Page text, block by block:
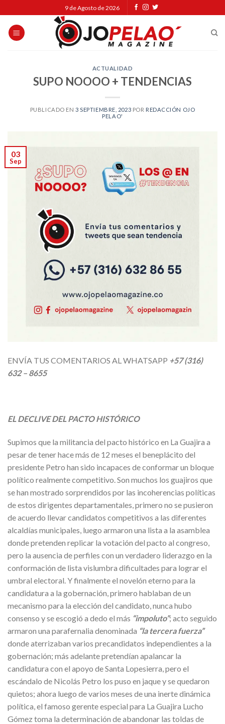
to
content
9 de Agosto de 2026
ACTUALIDAD
SUPO NOOOO + TENDENCIAS
PUBLICADO EN3 SEPTIEMBRE, 2023 POR REDACCIÓN OJO
PELAO'
03
Sep
ENVÍA TUS COMENTARIOS AL WHATSAPP +57 (316)
632 – 8655
EL DECLIVE DEL PACTO HISTÓRICO
Supimos que la militancia del pacto histórico en La Guajira a
pesar de tener hace más de 12 meses el beneplácito del
presidente Petro han sido incapaces de conformar un bloque
político realmente competitivo. Son muchos los guajiros que
se han mostrado sorprendidos por las incoherencias políticas
de estos dirigentes departamentales, primero no se pusieron
de acuerdo llevar candidatos competitivos a las diferentes
alcaldías municipales, luego armaron una lista a la asamblea
donde pretenden replicar la votación del pacto al congreso,
pero la ausencia de perfiles con un verdadero liderazgo en la
conformación de lista vislumbra dificultades para lograr el
umbral electoral. Y finalmente el novelón eterno para la
candidatura a la gobernación, primero hablaban de un
mecanismo para la elección del candidato, nunca hubo
consenso y se escogió a dedo el más “impoluto”; acto seguido
armaron una parafernalia denominada “la tercera fuerza”
donde aterrizaban varios precandidatos independientes a la
gobernación; más adelante pretendían apalancar la
candidatura con el apoyo de Santa Lopesierra, pero el
escándalo de Nicolás Petro los puso en jaque y se quedaron
quietos; ahora luego de varios meses de una inerte dinámica
política, el famoso gerente especial para La Guajira Lucho
Gómez toma la determinación de abandonar las toldas de